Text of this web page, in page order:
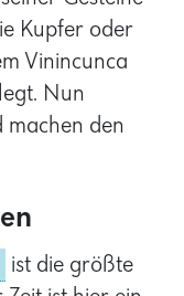
Vinincunca
Nun
den
ist die größte
ist hier ein
Gegend